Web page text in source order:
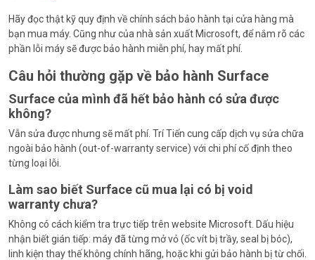
Hãy đọc thật kỹ quy định về chính sách bảo hành tại cửa hàng mà
bạn mua máy. Cũng như của nhà sản xuất Microsoft, để nắm rõ các
phần lỗi máy sẽ được bảo hành miễn phí, hay mất phí.
Câu hỏi thường gặp về bảo hành Surface
Surface của mình đã hết bảo hành có sửa được
không?
Vẫn sửa được nhưng sẽ mất phí. Trí Tiến cung cấp dịch vụ sửa chữa
ngoài bảo hành (out-of-warranty service) với chi phí cố định theo
từng loại lỗi.
Làm sao biết Surface cũ mua lại có bị void
warranty chưa?
Không có cách kiểm tra trực tiếp trên website Microsoft. Dấu hiệu
nhận biết gián tiếp: máy đã từng mở vỏ (ốc vít bị trầy, seal bị bóc),
linh kiện thay thế không chính hãng, hoặc khi gửi bảo hành bị từ chối.